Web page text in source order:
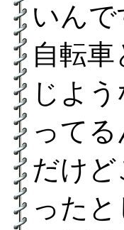
いんで
自転
じよ
ってる
だけ
った